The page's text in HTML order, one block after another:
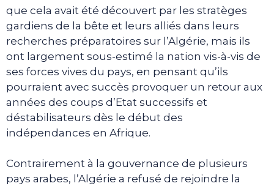
que cela avait été découvert par les stratèges
gardiens de la bête et leurs alliés dans leurs
recherches préparatoires sur l’Algérie, mais ils
ont largement sous-estimé la nation vis-à-vis de
ses forces vives du pays, en pensant qu’ils
pourraient avec succès provoquer un retour aux
années des coups d’Etat successifs et
déstabilisateurs dès le début des
indépendances en Afrique.
Contrairement à la gouvernance de plusieurs
pays arabes, l’Algérie a refusé de rejoindre la